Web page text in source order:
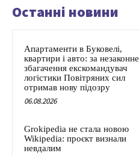
Останні новини
Апартаменти в Буковелі,
квартири і авто: за незаконне
збагачення екскомандувач
логістики Повітряних сил
отримав нову підозру
06.08.2026
Grokipedia не стала новою
Wikipedia: проєкт визнали
невдалим